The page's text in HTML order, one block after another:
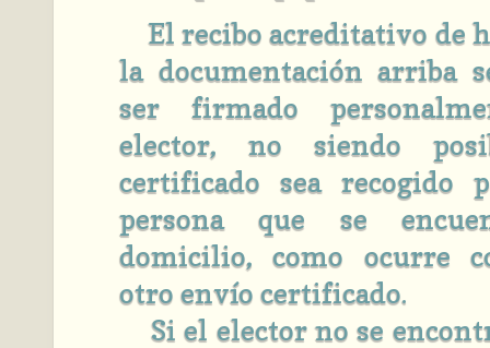
El recibo acreditativo de
la documentación arriba
ser firmado
elector, no siendo
certificado sea recogido
persona que se
domicilio, como ocurre
otro envío certificado.
Si el elector no se